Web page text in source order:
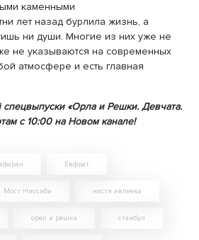
каменными
лет назад бурлила жизнь, а
ни души. Многие из них уже не
не указываются на современных
атмосфере и есть главная
спецвыпуски «Орла и Решки. Девчата.
с 10:00 на Новом канале!
Евфрат
Мост Ниссиби настя ивлеева
орел и решка стамбул